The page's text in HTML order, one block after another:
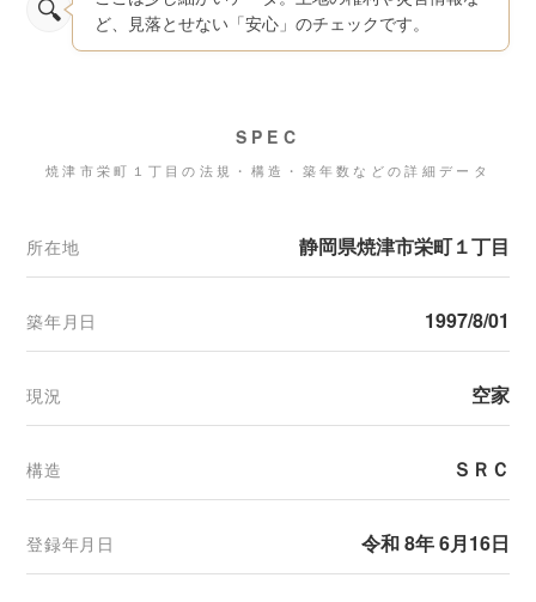
ど、見落とせない「安心」のチェックです。
SPEC
焼津市栄町１丁目の法規・構造・築年数などの詳細データ
所在地 静岡県焼津市栄町１丁目
築年月日 1997/8/01
現況 空家
構造 ＳＲＣ
登録年月日 令和 8年 6月16日